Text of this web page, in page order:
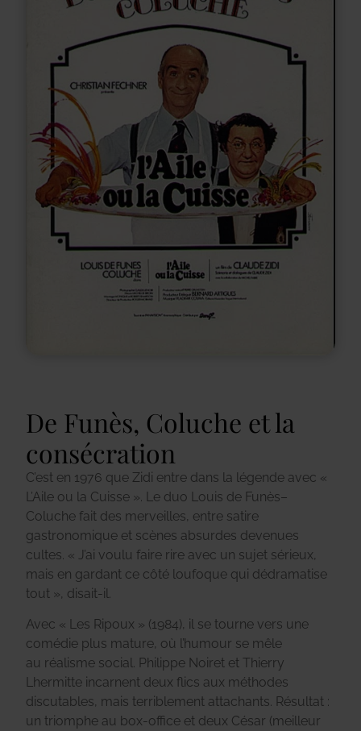
De Funès, Coluche et la
consécration
C’est en 1976 que Zidi entre dans la légende avec «
L’Aile ou la Cuisse ». Le duo Louis de Funès–
Coluche fait des merveilles, entre satire
gastronomique et scènes absurdes devenues
cultes. « J’ai voulu faire rire avec un sujet sérieux,
mais en gardant ce côté loufoque qui dédramatise
tout », disait-il.
Avec « Les Ripoux » (1984), il se tourne vers une
comédie plus mature, où l’humour se mêle
au réalisme social. Philippe Noiret et Thierry
Lhermitte incarnent deux flics aux méthodes
discutables, mais terriblement attachants. Résultat :
un triomphe au box-office et deux César (meilleur